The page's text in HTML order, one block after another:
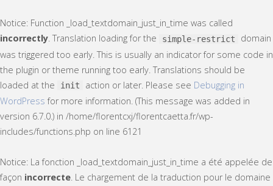
Notice: Function _load_textdomain_just_in_time was called
incorrectly. Translation loading for the simple-restrict
domain
was triggered too early. This is usually an indicator for some code in
the plugin or theme running too early. Translations should be
loaded at the
init action or later. Please see Debugging in
WordPress for more information. (This message was added in
version 6.7.0.) in /home/florentcxj/florentcaetta.fr/wp-
includes/functions.php on line 6121
Notice: La fonction _load_textdomain_just_in_time a été appelée de
façon incorrecte. Le chargement de la traduction pour le domaine